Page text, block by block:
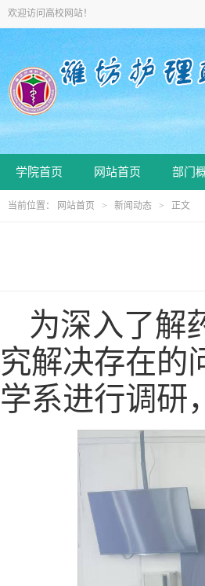
欢迎访问高校网站！
学院首页 网站首页 部门
当前位置： 网站首页 > 新闻动态 > 正文
为深入了解
究解决存在的
学系进行调研